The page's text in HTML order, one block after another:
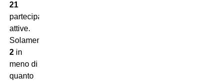
21
partecipazioni
attive.
Solamente
2 in
meno di
quanto